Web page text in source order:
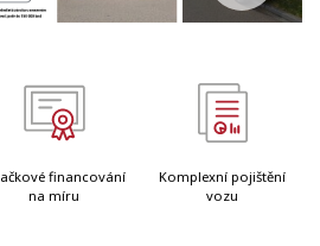
financování
na míru
Komplexní pojištění
vozu